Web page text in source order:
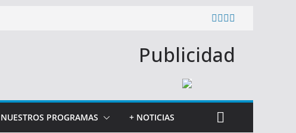
Publicidad
NUESTROS PROGRAMAS + NOTICIAS